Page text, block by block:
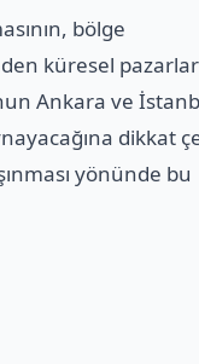
bölge
küresel
Ankara ve
dikkat
yönünde bu